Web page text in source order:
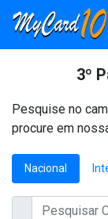
3º
Pesquise no
procure em
Nacional